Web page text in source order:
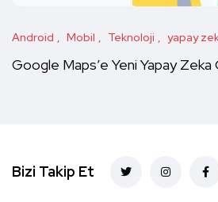
Android Mobil Teknoloji yapay
Google Maps’e Yeni Yapay Zeka
Bizi Takip Et